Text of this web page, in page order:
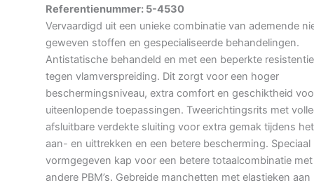
Referentienummer: 5-4530
Vervaardigd uit een unieke combinatie van ademende
geweven stoffen en gespecialiseerde behandelingen.
Antistatische behandeld en met een beperkte resistentie
tegen vlamverspreiding. Dit zorgt voor een hoger
beschermingsniveau, extra comfort en geschiktheid
uiteenlopende toepassingen. Tweerichtingsrits met
afsluitbare verdekte sluiting voor extra gemak tijdens het
aan- en uittrekken en een betere bescherming. Speciaal
vormgegeven kap voor een betere totaalcombinatie met
andere PBM’s. Gebreide manchetten met elastieken aan